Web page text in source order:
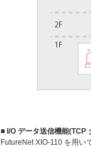
■ I/O データ送信機能(TCP
FutureNet XIO-110 を用い